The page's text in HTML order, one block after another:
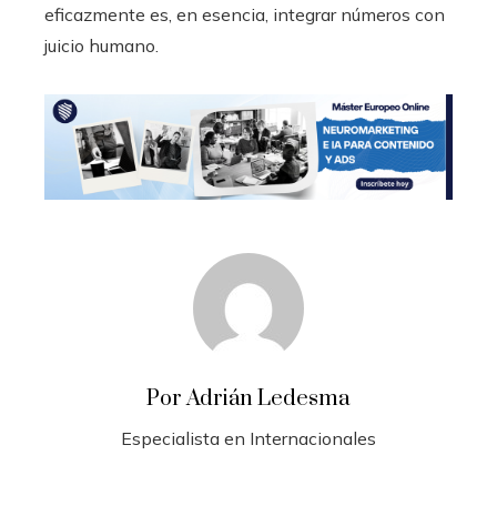
eficazmente es, en esencia, integrar números con
juicio humano.
Por Adrián Ledesma
Especialista en Internacionales